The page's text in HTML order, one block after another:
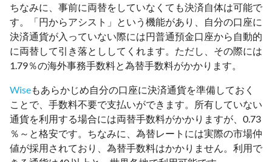
ちなみに、事前に両替をしていなくても決済自体は可能で
す。「円からアシスト」という機能があり、自分の口座に
決済通貨が入っていない際には円普通預金口座から自動的
に両替して引き落とししてくれます。ただし、その際には
1.79％の海外事務手数料と為替手数料がかかります。
Wiseもあらかじめ自分の口座に決済通貨を準備しておく
ことで、手数料不要で支払いができます。所有していない
通貨を利用する場合には両替手数料がかかりますが、0.73
％～と格安です。ちなみに、為替レートには実際の市場仲
値が採用されており、為替手数料はかかりません。利用で